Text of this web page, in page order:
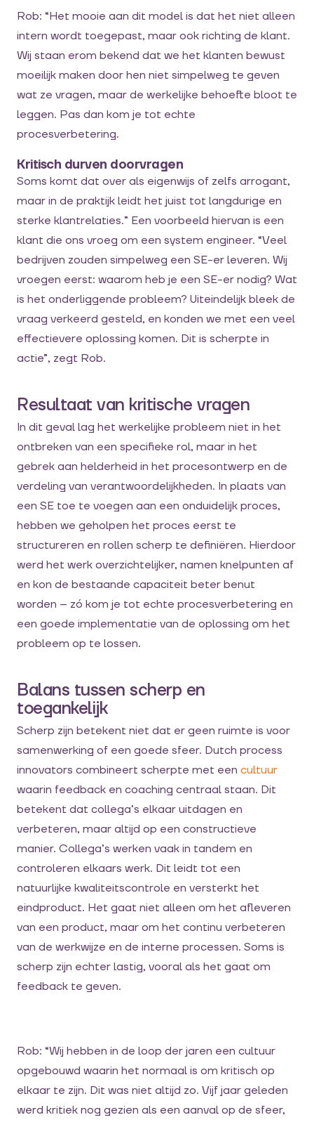
Rob: “Het mooie aan dit model is dat het niet alleen
intern wordt toegepast, maar ook richting de klant.
Wij staan erom bekend dat we het klanten bewust
moeilijk maken door hen niet simpelweg te geven
wat ze vragen, maar de werkelijke behoefte bloot te
leggen. Pas dan kom je tot echte
procesverbetering.
Kritisch durven doorvragen
Soms komt dat over als eigenwijs of zelfs arrogant,
maar in de praktijk leidt het juist tot langdurige en
sterke klantrelaties.” Een voorbeeld hiervan is een
klant die ons vroeg om een system engineer. “Veel
bedrijven zouden simpelweg een SE-er leveren. Wij
vroegen eerst: waarom heb je een SE-er nodig? Wat
is het onderliggende probleem? Uiteindelijk bleek de
vraag verkeerd gesteld, en konden we met een veel
effectievere oplossing komen. Dit is scherpte in
actie”, zegt Rob.
Resultaat van kritische vragen
In dit geval lag het werkelijke probleem niet in het
ontbreken van een specifieke rol, maar in het
gebrek aan helderheid in het procesontwerp en de
verdeling van verantwoordelijkheden. In plaats van
een SE toe te voegen aan een onduidelijk proces,
hebben we geholpen het proces eerst te
structureren en rollen scherp te definiëren. Hierdoor
werd het werk overzichtelijker, namen knelpunten af
en kon de bestaande capaciteit beter benut
worden – zó kom je tot echte procesverbetering en
een goede implementatie van de oplossing om het
probleem op te lossen.
Balans tussen scherp en
toegankelijk
Scherp zijn betekent niet dat er geen ruimte is voor
samenwerking of een goede sfeer. Dutch process
innovators combineert scherpte met een cultuur
waarin feedback en coaching centraal staan. Dit
betekent dat collega’s elkaar uitdagen en
verbeteren, maar altijd op een constructieve
manier. Collega’s werken vaak in tandem en
controleren elkaars werk. Dit leidt tot een
natuurlijke kwaliteitscontrole en versterkt het
eindproduct. Het gaat niet alleen om het afleveren
van een product, maar om het continu verbeteren
van de werkwijze en de interne processen. Soms is
scherp zijn echter lastig, vooral als het gaat om
feedback te geven.
Rob: “Wij hebben in de loop der jaren een cultuur
opgebouwd waarin het normaal is om kritisch op
elkaar te zijn. Dit was niet altijd zo. Vijf jaar geleden
werd kritiek nog gezien als een aanval op de sfeer,